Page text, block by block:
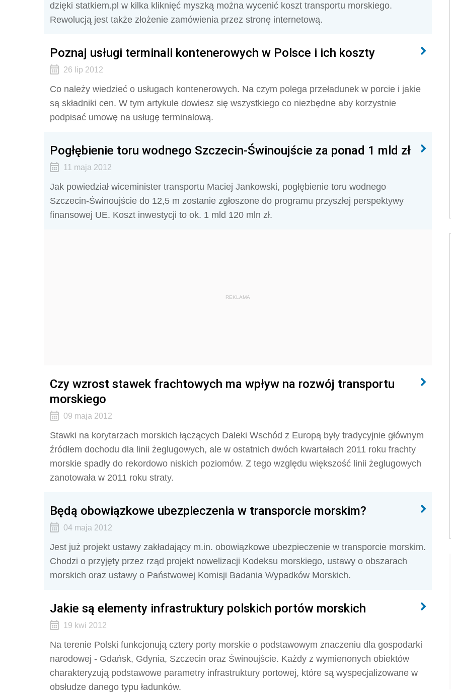
dzięki statkiem.pl w kilka kliknięć myszką można wycenić koszt transportu morskiego.
Rewolucją jest także złożenie zamówienia przez stronę internetową.
Poznaj usługi terminali kontenerowych w Polsce i ich koszty
26 lip 2012
Co należy wiedzieć o usługach kontenerowych. Na czym polega przeładunek w porcie i jakie
są składniki cen. W tym artykule dowiesz się wszystkiego co niezbędne aby korzystnie
podpisać umowę na usługę terminalową.
Pogłębienie toru wodnego Szczecin-Świnoujście za ponad 1 mld zł
11 maja 2012
Jak powiedział wiceminister transportu Maciej Jankowski, pogłębienie toru wodnego
Szczecin-Świnoujście do 12,5 m zostanie zgłoszone do programu przyszłej perspektywy
finansowej UE. Koszt inwestycji to ok. 1 mld 120 mln zł.
REKLAMA
Czy wzrost stawek frachtowych ma wpływ na rozwój transportu
morskiego
09 maja 2012
Stawki na korytarzach morskich łączących Daleki Wschód z Europą były tradycyjnie głównym
źródłem dochodu dla linii żeglugowych, ale w ostatnich dwóch kwartałach 2011 roku frachty
morskie spadły do rekordowo niskich poziomów. Z tego względu większość linii żeglugowych
zanotowała w 2011 roku straty.
Będą obowiązkowe ubezpieczenia w transporcie morskim?
04 maja 2012
Jest już projekt ustawy zakładający m.in. obowiązkowe ubezpieczenie w transporcie morskim.
Chodzi o przyjęty przez rząd projekt nowelizacji Kodeksu morskiego, ustawy o obszarach
morskich oraz ustawy o Państwowej Komisji Badania Wypadków Morskich.
Jakie są elementy infrastruktury polskich portów morskich
19 kwi 2012
Na terenie Polski funkcjonują cztery porty morskie o podstawowym znaczeniu dla gospodarki
narodowej - Gdańsk, Gdynia, Szczecin oraz Świnoujście. Każdy z wymienonych obiektów
charakteryzują podstawowe parametry infrastruktury portowej, które są wyspecjalizowane w
obsłudze danego typu ładunków.